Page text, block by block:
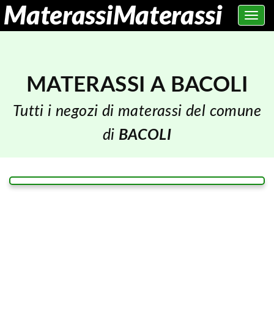
Toggle
MATERASSI A BACOLI
Tutti i negozi di materassi del comune
di BACOLI